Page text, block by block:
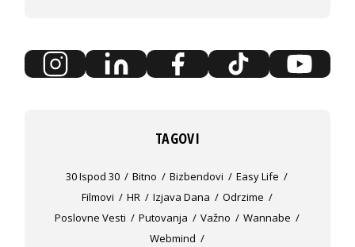
TAGOVI
30 Ispod 30 Bitno Bizbendovi
Easy Life
Filmovi
HR Izjava Dana
Odrzime
Poslovne Vesti
Putovanja Važno
Wannabe
Webmind